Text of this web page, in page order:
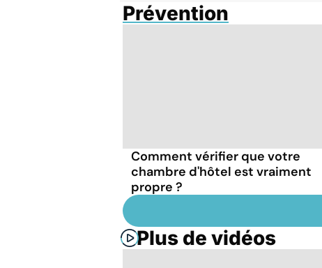
Prévention
Comment vérifier que votre
chambre d'hôtel est vraiment
propre ?
Plus de vidéos